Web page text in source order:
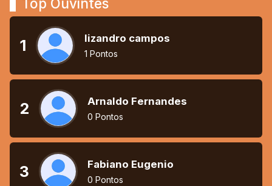
Top Ouvintes
1 lizandro campos
1 Pontos
2 Arnaldo Fernandes
0 Pontos
3 Fabiano Eugenio
0 Pontos